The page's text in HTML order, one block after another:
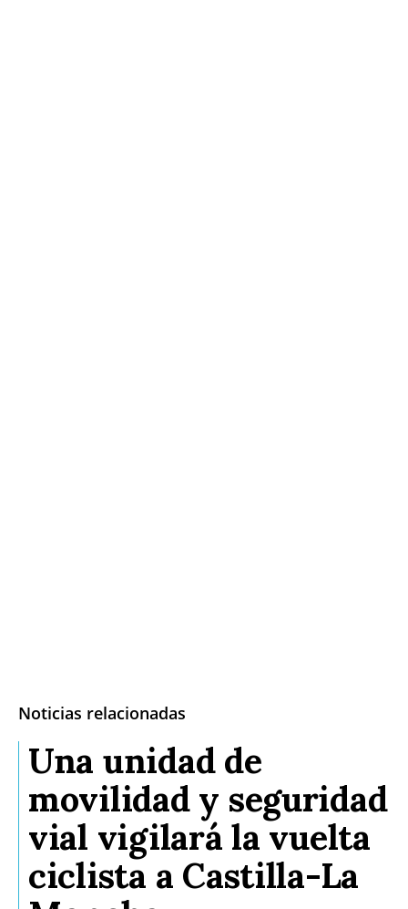
Noticias relacionadas
Una unidad de
movilidad y seguridad
vial vigilará la vuelta
ciclista a Castilla-La